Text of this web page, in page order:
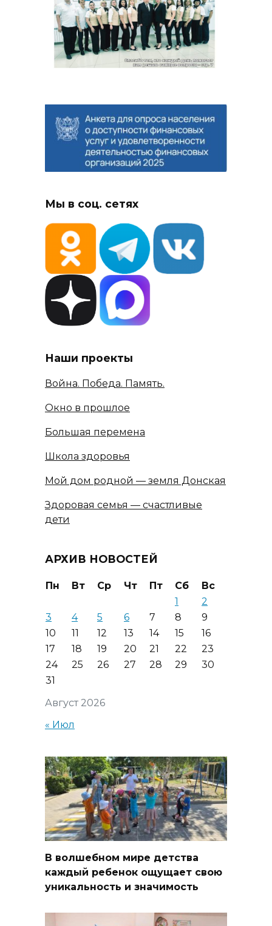
Мы в соц. сетях
Наши проекты
Война. Победа. Память.
Окно в прошлое
Большая перемена
Школа здоровья
Мой дом родной — земля Донская
Здоровая семья — счастливые
дети
АРХИВ НОВОСТЕЙ
Август 2026
Пн Вт Ср Чт Пт Сб
Вс
1
2
3
4 5 6 7 8
9
10
11 12 13 14 15
16
17
18 19 20 21 22
23
24
25 26 27 28 29
30
31
« Июл
В волшебном мире детства
каждый ребенок ощущает свою
уникальность и значимость